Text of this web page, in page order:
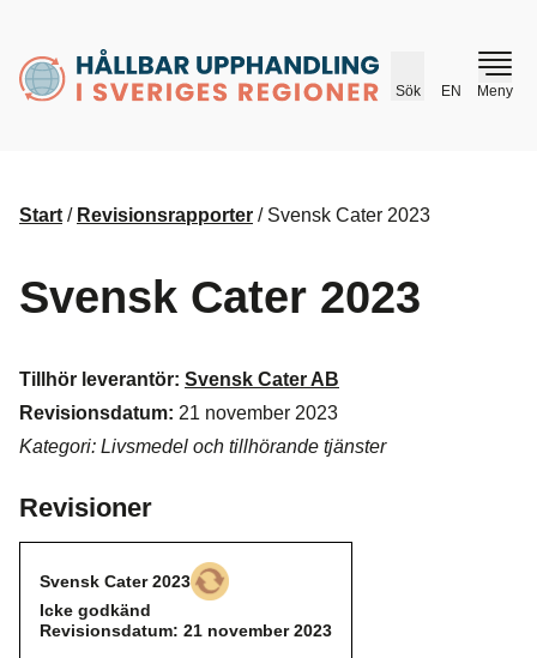
husr.se
Sök EN Meny
Start / Revisionsrapporter / Svensk Cater 2023
Svensk Cater 2023
Tillhör leverantör: Svensk Cater AB
Revisionsdatum: 21 november 2023
Kategori: Livsmedel och tillhörande tjänster
Revisioner
Svensk Cater 2023
Icke godkänd
Icke godkänd
Revisionsdatum: 21 november 2023